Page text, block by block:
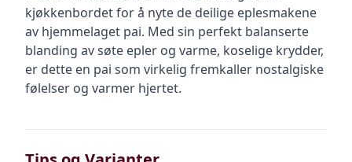
kjøkkenbordet for å nyte de deilige eplesmakene
av hjemmelaget pai. Med sin perfekt balanserte
blanding av søte epler og varme, koselige krydder,
er dette en pai som virkelig fremkaller nostalgiske
følelser og varmer hjertet.